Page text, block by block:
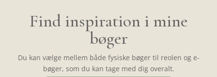
Find inspiration i mine
bøger
Du kan vælge mellem både fysiske bøger til reolen og e-
bøger, som du kan tage med dig overalt.